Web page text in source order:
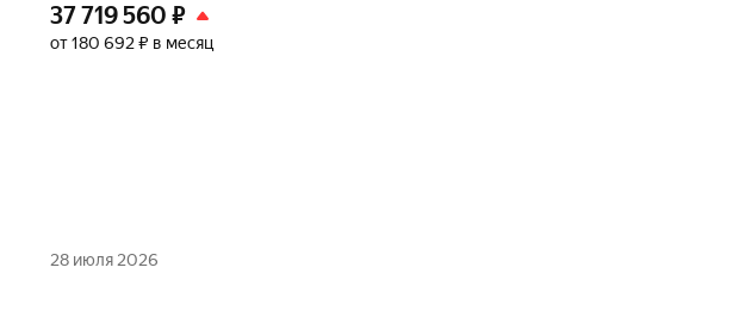
37 719 560 ₽
от 180 692 ₽ в месяц
28 июля 2026